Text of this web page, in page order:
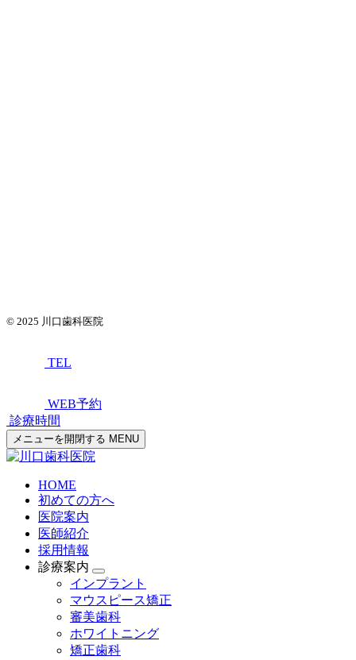
© 2025 川口歯科医院
TEL
WEB予約
診療時間
メニューを開閉する MENU
HOME
初めての方へ
医院案内
医師紹介
採用情報
診療案内
インプラント
マウスピース矯正
審美歯科
ホワイトニング
矯正歯科